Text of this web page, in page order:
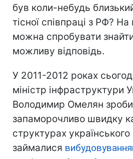
був коли-небудь
тісної співпраці з РФ?
можна спробувати
можливу відповідь.
У 2011-2012 роках
міністр інфраструктури
Володимир Омелян
запаморочливо швидку
структурах
займалися